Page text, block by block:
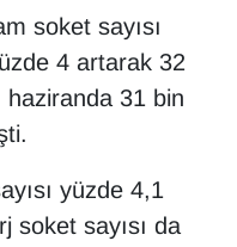
soket sayısı
4 artarak 32
haziranda 31 bin
yüzde 4,1
soket sayısı da